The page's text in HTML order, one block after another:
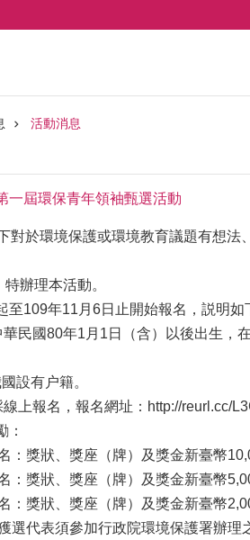
活動消息
一屆環保青年領袖甄選活動
對於環境保護或環境教育議題有想
辦理本活動。
至109年11月6日止開始報名，説明如
民國80年1月1日（含）以後出生，
有户籍。
上報名，報名網址：http://reurl.cc/
：
：獎狀、獎座（牌）及獎金新臺幣
：獎狀、獎座（牌）及獎金新臺幣
獎狀、獎座（牌）及獎金新臺幣
選代表須參加行政院環境保護署辦理